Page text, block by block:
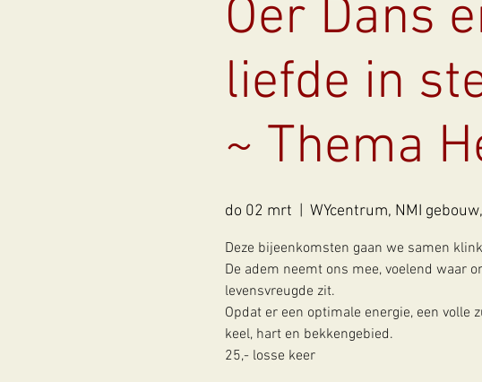
Oer Dans
liefde in
~ Thema
do 02 mrt WYcentrum, NMI
Deze bijeenkomsten gaan we samen
De adem neemt ons mee, voelend waar
levensvreugde zit.
Opdat er een optimale energie, een volle
keel, hart en bekkengebied.
25,- losse keer